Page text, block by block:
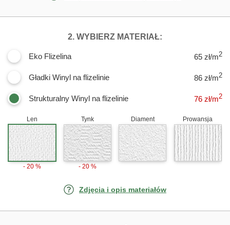
2. WYBIERZ MATERIAŁ:
Eko Flizelina 65 zł/m2
Gładki Winyl na flizelinie 86 zł/m2
Strukturalny Winyl na flizelinie 76 zł/m2
Len
- 20 %
Tynk
- 20 %
Diament Prowansja
Zdjęcia i opis materiałów